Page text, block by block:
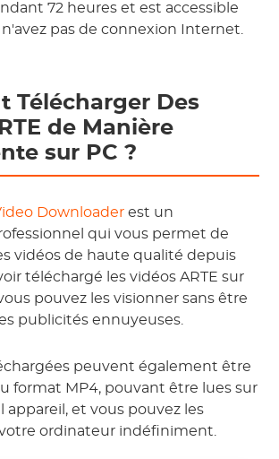
72 heures et est accessible
pas de connexion Internet.
Télécharger Des
de Manière
sur PC ?
Downloader est un
qui vous permet de
vidéos de haute qualité depuis
téléchargé les vidéos ARTE sur
pouvez les visionner sans être
publicités ennuyeuses.
peuvent également être
format MP4, pouvant être lues sur
et vous pouvez les
ordinateur indéfiniment.